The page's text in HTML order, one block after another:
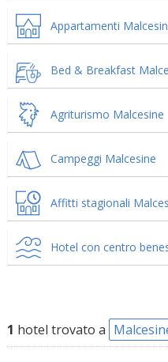
Appartamenti
Bed & Breakfast
Agriturismo Malcesine
Campeggi Malcesine
Affitti stagionali
Hotel con centro
1 hotel trovato a